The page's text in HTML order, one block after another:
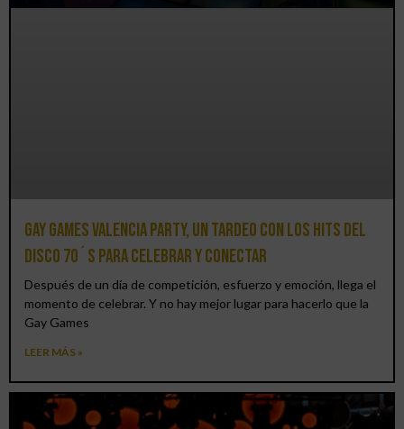
Gay Games Valencia Party, un tardeo con los hits del
DISCO 70´S para celebrar y conectar
Después de un día de competición, esfuerzo y emoción, llega el
momento de celebrar. Y no hay mejor lugar para hacerlo que la
Gay Games
LEER MÁS »